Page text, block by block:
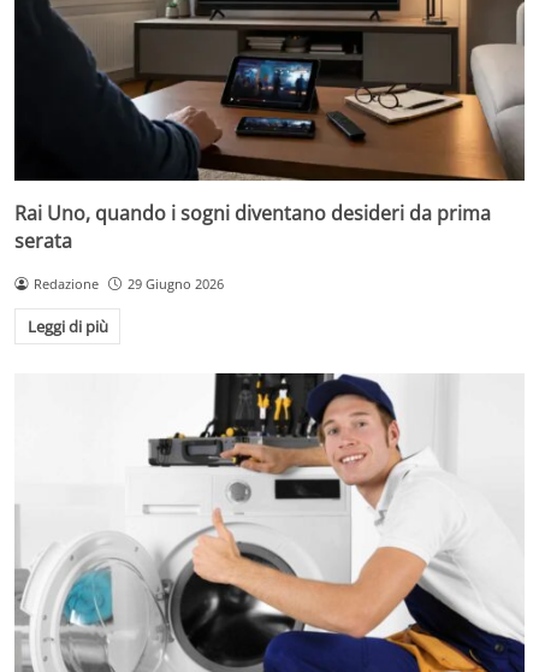
Rai Uno, quando i sogni diventano desideri da prima
serata
Redazione 29 Giugno 2026
Leggi di più